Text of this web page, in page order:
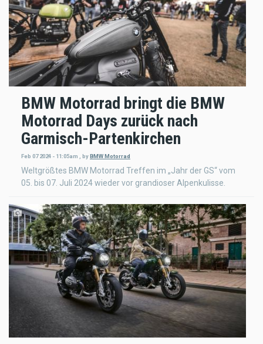
BMW Motorrad bringt die BMW
Motorrad Days zurück nach
Garmisch-Partenkirchen
Feb 07 2024 - 11:05am byBMW Motorrad
Weltgrößtes BMW Motorrad Treffen im „Jahr der GS“ vom
05. bis 07. Juli 2024 wieder vor grandioser Alpenkulisse.